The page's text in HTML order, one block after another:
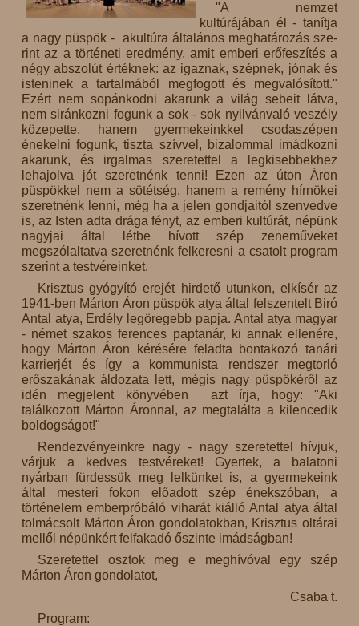
"A nemzet
kultúrájában él - tanítja
a nagy püspök - akul­tú­ra ál­ta­lá­nos meg­ha­tá­ro­zás sze­
rint az a tör­té­ne­ti ered­mény, amit em­be­ri erő­fe­szí­tés a
négy ab­szo­lút ér­ték­nek: az igaz­nak, szép­nek, jó­nak és
is­te­ni­nek a tar­tal­má­ból meg­fo­gott és meg­va­ló­sí­tott."
Ezért nem sopánkodni akarunk a világ sebeit látva,
nem siránkozni fogunk a sok - sok nyilvánvaló veszély
közepette, hanem gyermekeinkkel csodaszépen
énekelni fogunk, tiszta szívvel, bizalommal imádkozni
akarunk, és irgalmas szeretettel a legkisebbekhez
lehajolva jót szeretnénk tenni! Ezen az úton Áron
püspökkel nem a sötétség, hanem a remény hírnökei
szeretnénk lenni, még ha a jelen gondjaitól szenvedve
is, az Isten adta drága fényt, az emberi kultúrát, népünk
nagyjai által létbe hívott szép zeneműveket
megszólaltatva szeretnénk felkeresni a csatolt program
szerint a testvéreinket.
Krisztus gyógyító erejét hirdető utunkon, elkísér az
1941-ben Márton Áron püspök atya által felszentelt Biró
Antal atya, Erdély legöregebb papja. Antal atya magyar
- német szakos ferences paptanár, ki annak ellenére,
hogy Márton Áron kérésére feladta bontakozó tanári
karrierjét és így a kommunista rendszer megtorló
erőszakának áldozata lett, mégis nagy püspökéről az
idén megjelent könyvében azt írja, hogy: "Aki
találkozott Márton Áronnal, az megtalálta a kilencedik
boldogságot!"
Rendezvényeinkre nagy - nagy szeretettel hívjuk,
várjuk a kedves testvéreket! Gyertek, a balatoni
nyárban fürdessük meg lelkünket is, a gyermekeink
által mesteri fokon előadott szép énekszóban, a
történelem emberpróbáló viharát kiálló Antal atya által
tolmácsolt Márton Áron gondolatokban, Krisztus oltárai
mellől népünkért felfakadó őszinte imádságban!
Szeretettel osztok meg e meghívóval egy szép
Márton Áron gondolatot,
Csaba t.
Program: